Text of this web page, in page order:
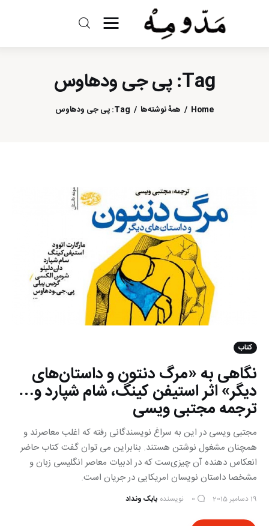
Tag: پی جی ودهاوس
Home همهٔ نوشته‌ها Tag: پی جی ودهاوس
مد و مه
ادبیات
سینما
درباره ما
کتاب
نگاهی به «مرگ دنتون و داستان‌های
دیگر» اثر استیفن کینگ، شام شپارد و…
ترجمه مجتبی ویسی
مجتبی ویسی در این به سراغ نویسندگانی رفته که اغلب معاصرند و
همچنان مشغول نوشتن هستند. بنابراین می توان گفت کتاب حاضر
انعکاس دهنده آن چیزی‌ست که در ادبیات معاصر انگلیسی زبان و
مشخصا داستان نویسان امریکایی در جریان است.
19 دسامبر 2015 0 نویسنده بابک ونداد